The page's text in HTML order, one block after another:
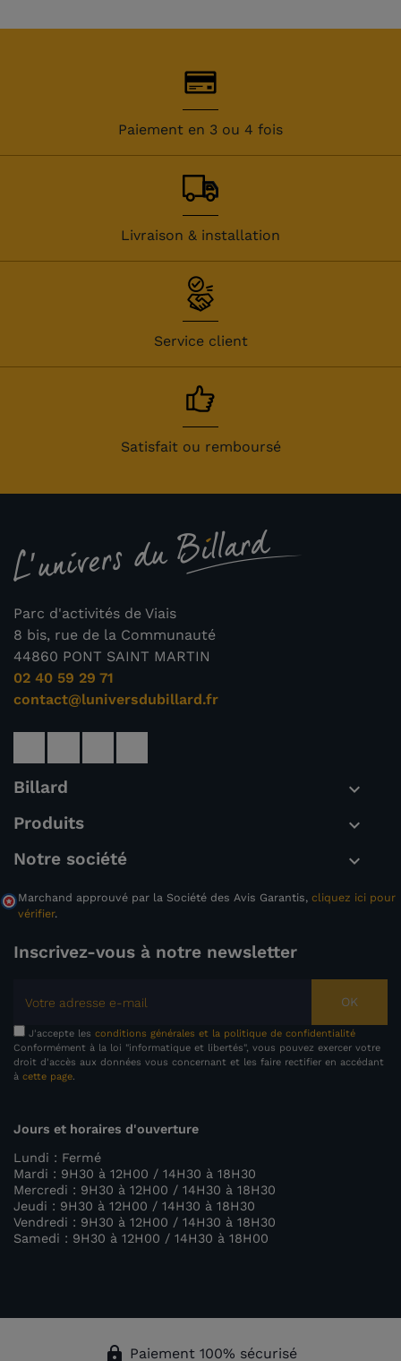
Paiement en 3 ou 4 fois
Livraison & installation
Service client
Satisfait ou remboursé
Parc d'activités de Viais
8 bis, rue de la Communauté
44860 PONT SAINT MARTIN
02 40 59 29 71
contact@luniversdubillard.fr
Billard 
Produits 
Notre société 
Marchand approuvé par la Société des Avis Garantis, cliquez ici pour
vérifier.
Inscrivez-vous à notre newsletter
OK
J'accepte les conditions générales et la politique de confidentialité
Conformément à la loi "informatique et libertés", vous pouvez exercer votre
droit d'accès aux données vous concernant et les faire rectifier en accédant
à cette page.
Jours et horaires d'ouverture
Lundi : Fermé
Mardi : 9H30 à 12H00 / 14H30 à 18H30
Mercredi : 9H30 à 12H00 / 14H30 à 18H30
Jeudi : 9H30 à 12H00 / 14H30 à 18H30
Vendredi : 9H30 à 12H00 / 14H30 à 18H30
Samedi : 9H30 à 12H00 / 14H30 à 18H00
lock Paiement 100% sécurisé